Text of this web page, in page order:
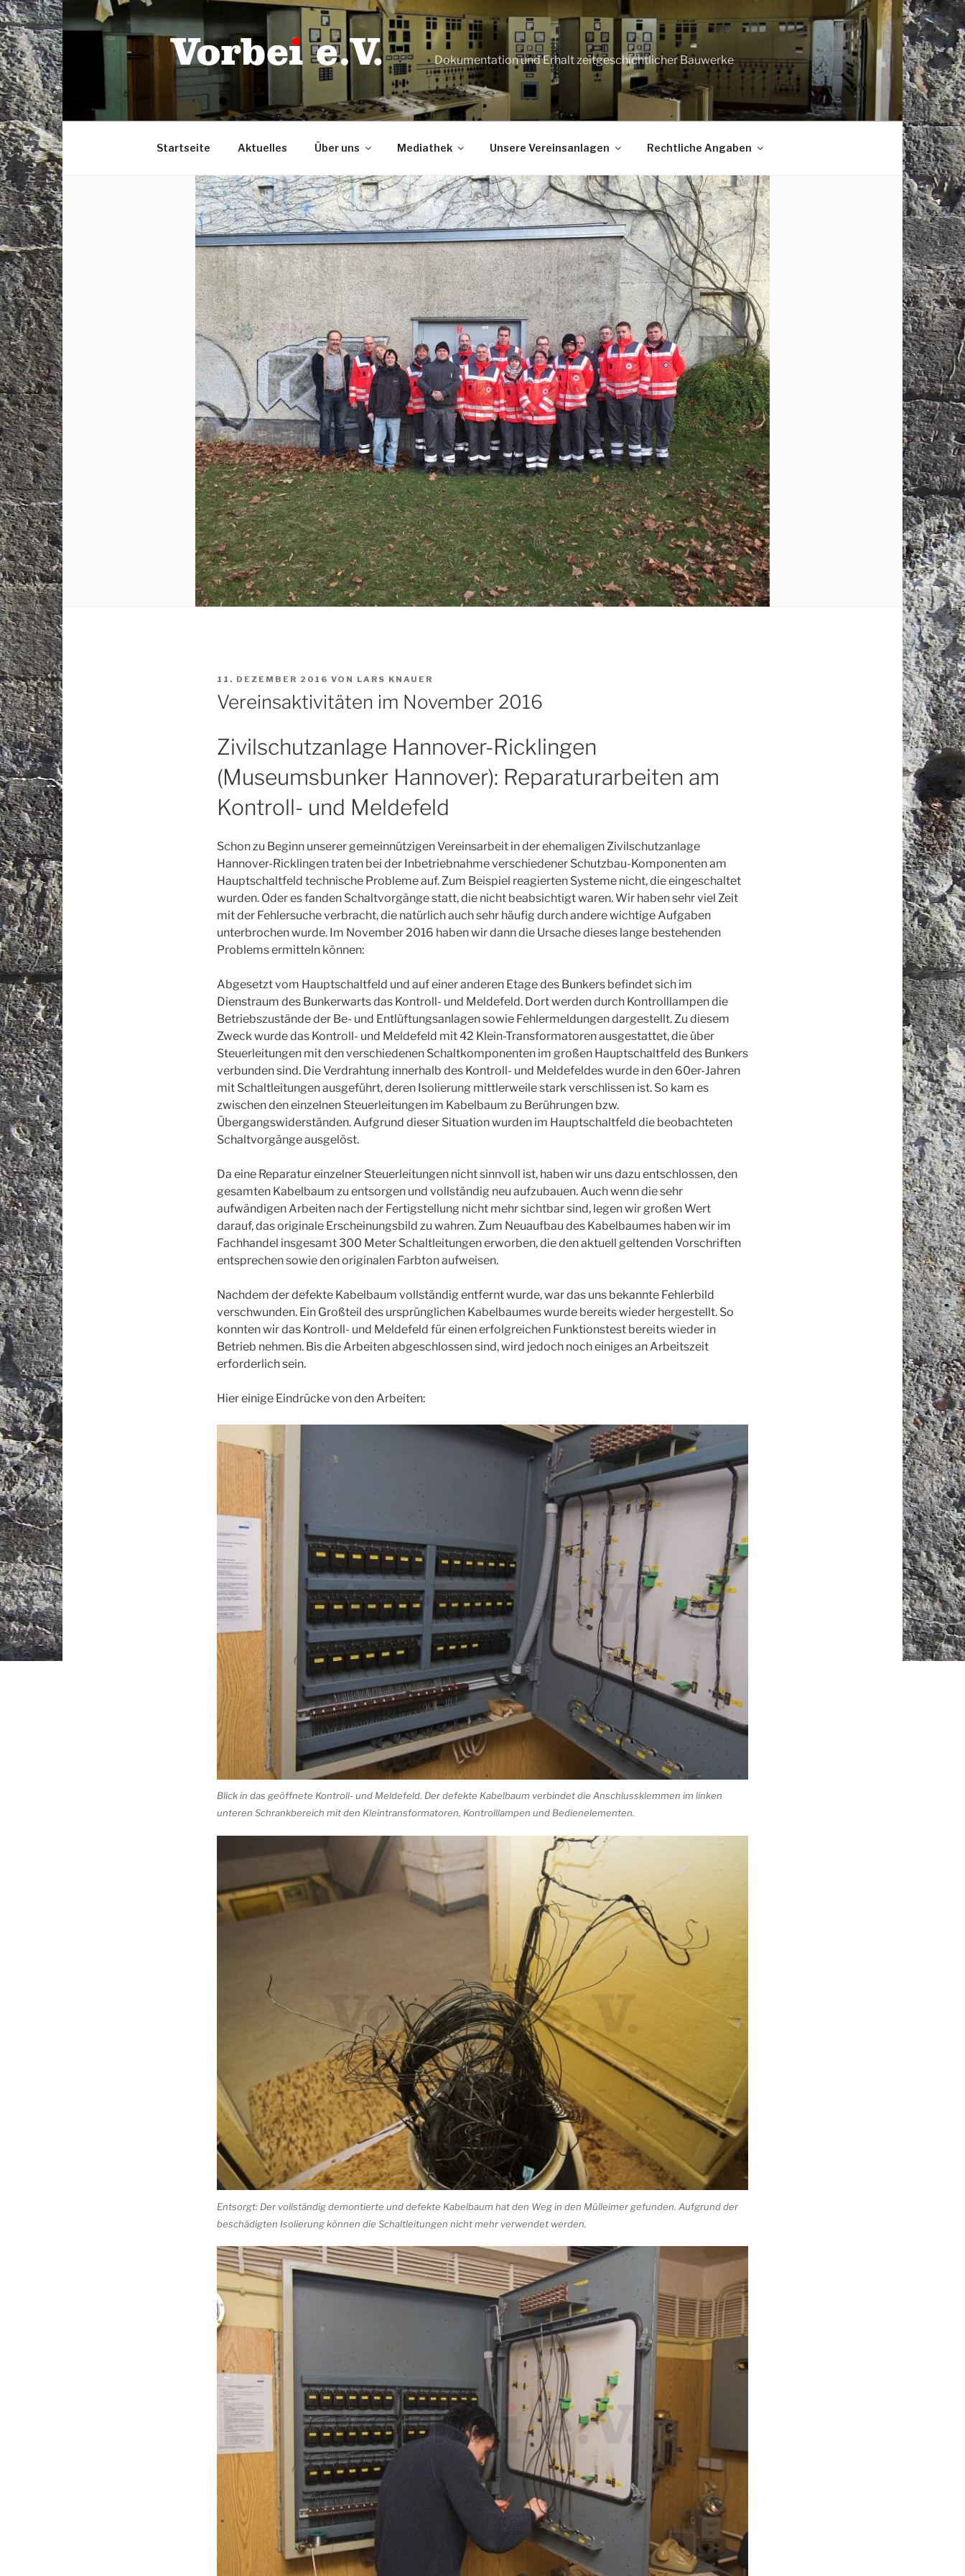
Zum
Inhalt
springen
Dokumentation und Erhalt zeitgeschichtlicher Bauwerke
Startseite Aktuelles Über uns Mediathek Unsere Vereinsanlagen Rechtliche Angaben
VERÖFFENTLICHT
AM
11. DEZEMBER 2016 VON LARS KNAUER
Vereinsaktivitäten im November 2016
Zivilschutzanlage Hannover-Ricklingen
(Museumsbunker Hannover): Reparaturarbeiten am
Kontroll- und Meldefeld
Schon zu Beginn unserer gemeinnützigen Vereinsarbeit in der ehemaligen Zivilschutzanlage
Hannover-Ricklingen traten bei der Inbetriebnahme verschiedener Schutzbau-Komponenten am
Hauptschaltfeld technische Probleme auf. Zum Beispiel reagierten Systeme nicht, die eingeschaltet
wurden. Oder es fanden Schaltvorgänge statt, die nicht beabsichtigt waren. Wir haben sehr viel Zeit
mit der Fehlersuche verbracht, die natürlich auch sehr häufig durch andere wichtige Aufgaben
unterbrochen wurde. Im November 2016 haben wir dann die Ursache dieses lange bestehenden
Problems ermitteln können:
Abgesetzt vom Hauptschaltfeld und auf einer anderen Etage des Bunkers befindet sich im
Dienstraum des Bunkerwarts das Kontroll- und Meldefeld. Dort werden durch Kontrolllampen die
Betriebszustände der Be- und Entlüftungsanlagen sowie Fehlermeldungen dargestellt. Zu diesem
Zweck wurde das Kontroll- und Meldefeld mit 42 Klein-Transformatoren ausgestattet, die über
Steuerleitungen mit den verschiedenen Schaltkomponenten im großen Hauptschaltfeld des Bunkers
verbunden sind. Die Verdrahtung innerhalb des Kontroll- und Meldefeldes wurde in den 60er-Jahren
mit Schaltleitungen ausgeführt, deren Isolierung mittlerweile stark verschlissen ist. So kam es
zwischen den einzelnen Steuerleitungen im Kabelbaum zu Berührungen bzw.
Übergangswiderständen. Aufgrund dieser Situation wurden im Hauptschaltfeld die beobachteten
Schaltvorgänge ausgelöst.
Da eine Reparatur einzelner Steuerleitungen nicht sinnvoll ist, haben wir uns dazu entschlossen, den
gesamten Kabelbaum zu entsorgen und vollständig neu aufzubauen. Auch wenn die sehr
aufwändigen Arbeiten nach der Fertigstellung nicht mehr sichtbar sind, legen wir großen Wert
darauf, das originale Erscheinungsbild zu wahren. Zum Neuaufbau des Kabelbaumes haben wir im
Fachhandel insgesamt 300 Meter Schaltleitungen erworben, die den aktuell geltenden Vorschriften
entsprechen sowie den originalen Farbton aufweisen.
Nachdem der defekte Kabelbaum vollständig entfernt wurde, war das uns bekannte Fehlerbild
verschwunden. Ein Großteil des ursprünglichen Kabelbaumes wurde bereits wieder hergestellt. So
konnten wir das Kontroll- und Meldefeld für einen erfolgreichen Funktionstest bereits wieder in
Betrieb nehmen. Bis die Arbeiten abgeschlossen sind, wird jedoch noch einiges an Arbeitszeit
erforderlich sein.
Hier einige Eindrücke von den Arbeiten:
Blick in das geöffnete Kontroll- und Meldefeld. Der defekte Kabelbaum verbindet die Anschlussklemmen im linken
unteren Schrankbereich mit den Kleintransformatoren, Kontrolllampen und Bedienelementen.
Entsorgt: Der vollständig demontierte und defekte Kabelbaum hat den Weg in den Mülleimer gefunden. Aufgrund der
beschädigten Isolierung können die Schaltleitungen nicht mehr verwendet werden.